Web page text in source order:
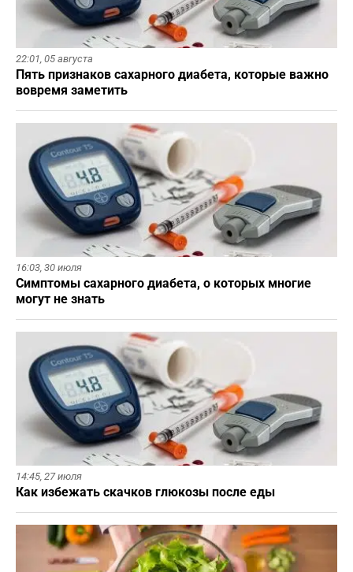
22:01, 05 августа
Пять признаков сахарного диабета, которые важно
вовремя заметить
16:03, 30 июля
Симптомы сахарного диабета, о которых многие
могут не знать
14:45, 27 июля
Как избежать скачков глюкозы после еды